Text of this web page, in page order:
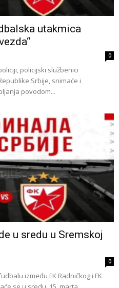
utakmica
0
policijski službenici
Srbije, snimaće i
povodom...
u sredu u Sremskoj
0
između FK Radničkog i FK